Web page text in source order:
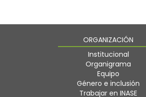
ORGANIZACIÓN
Institucional
Organigrama
Equipo
Género e inclusión
Trabajar en INASE